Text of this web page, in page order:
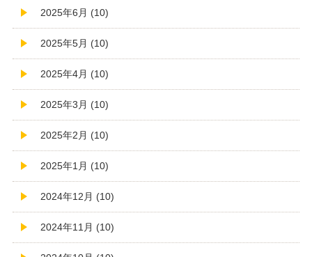
2025年6月 (10)
2025年5月 (10)
2025年4月 (10)
2025年3月 (10)
2025年2月 (10)
2025年1月 (10)
2024年12月 (10)
2024年11月 (10)